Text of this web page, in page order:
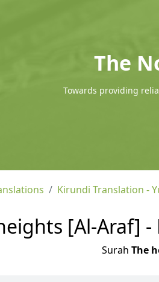
The
Towards providing
Kirundi Translation -
[Al-Araf] -
Surah The